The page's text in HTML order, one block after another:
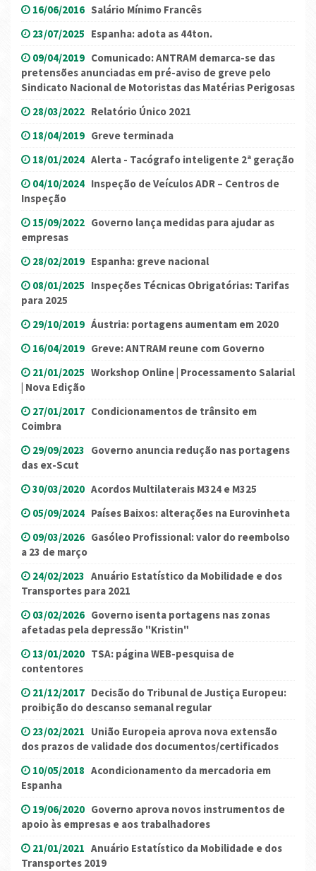
16/06/2016 Salário Mínimo Francês
23/07/2025 Espanha: adota as 44ton.
09/04/2019 Comunicado: ANTRAM demarca-se das
pretensões anunciadas em pré-aviso de greve pelo
Sindicato Nacional de Motoristas das Matérias Perigosas
28/03/2022 Relatório Único 2021
18/04/2019 Greve terminada
18/01/2024 Alerta - Tacógrafo inteligente 2ª geração
04/10/2024 Inspeção de Veículos ADR – Centros de
Inspeção
15/09/2022 Governo lança medidas para ajudar as
empresas
28/02/2019 Espanha: greve nacional
08/01/2025 Inspeções Técnicas Obrigatórias: Tarifas
para 2025
29/10/2019 Áustria: portagens aumentam em 2020
16/04/2019 Greve: ANTRAM reune com Governo
21/01/2025 Workshop Online | Processamento Salarial
| Nova Edição
27/01/2017 Condicionamentos de trânsito em
Coimbra
29/09/2023 Governo anuncia redução nas portagens
das ex-Scut
30/03/2020 Acordos Multilaterais M324 e M325
05/09/2024 Países Baixos: alterações na Eurovinheta
09/03/2026 Gasóleo Profissional: valor do reembolso
a 23 de março
24/02/2023 Anuário Estatístico da Mobilidade e dos
Transportes para 2021
03/02/2026 Governo isenta portagens nas zonas
afetadas pela depressão "Kristin"
13/01/2020 TSA: página WEB-pesquisa de
contentores
21/12/2017 Decisão do Tribunal de Justiça Europeu:
proibição do descanso semanal regular
23/02/2021 União Europeia aprova nova extensão
dos prazos de validade dos documentos/certificados
10/05/2018 Acondicionamento da mercadoria em
Espanha
19/06/2020 Governo aprova novos instrumentos de
apoio às empresas e aos trabalhadores
21/01/2021 Anuário Estatístico da Mobilidade e dos
Transportes 2019